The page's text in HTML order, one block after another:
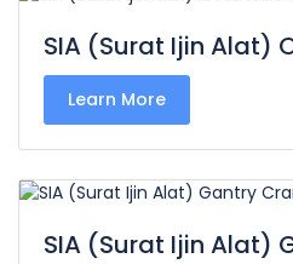
SIA (Surat Ijin Alat)
Learn More
SIA (Surat Ijin Alat)